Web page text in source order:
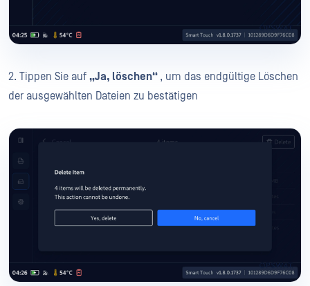
2. Tippen Sie auf „Ja, löschen“ , um das endgültige Löschen
der ausgewählten Dateien zu bestätigen